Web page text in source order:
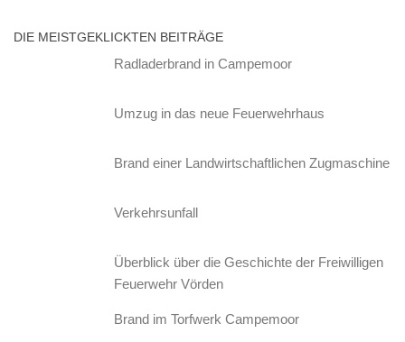
DIE MEISTGEKLICKTEN BEITRÄGE
Radladerbrand in Campemoor
Umzug in das neue Feuerwehrhaus
Brand einer Landwirtschaftlichen Zugmaschine
Verkehrsunfall
Überblick über die Geschichte der Freiwilligen
Feuerwehr Vörden
Brand im Torfwerk Campemoor